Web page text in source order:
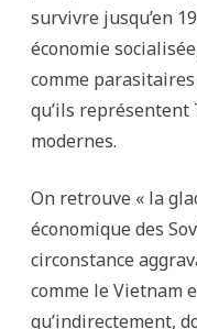
survivre jusqu’en
économie
comme
qu’ils représentent
modernes.
On retrouve « la
économique des
circonstance
comme le Vietnam
qu’indirectement,